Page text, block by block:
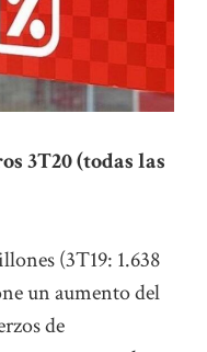
3T20 (todas las
(3T19: 1.638
un aumento del
de